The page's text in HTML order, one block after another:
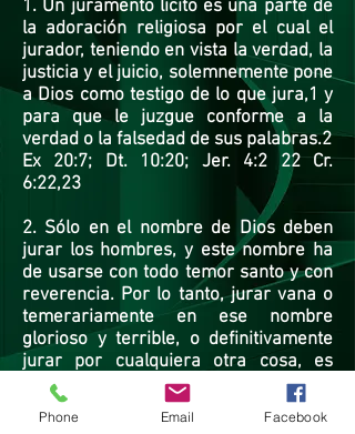
1. Un juramento licito es una parte de
la adoración religiosa por el cual el
jurador, teniendo en vista la verdad, la
justicia y el juicio, solemnemente pone
a Dios como testigo de lo que jura,1 y
para que le juzgue conforme a la
verdad o la falsedad de sus palabras.2
Ex 20:7; Dt. 10:20; Jer. 4:2 22 Cr.
6:22,23
2. Sólo en el nombre de Dios deben
jurar los hombres, y este nombre ha
de usarse con todo temor santo y con
reverencia. Por lo tanto, jurar vana o
temerariamente en ese nombre
glorioso y terrible, o definitivamente
jurar por cualquiera otra cosa, es
pecaminoso y debe aborrecerse.3 Sin
embargo, en asuntos de peso y de
importancia, cuando la verdad
Phone Email Facebook